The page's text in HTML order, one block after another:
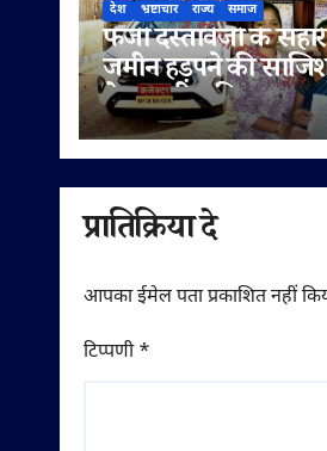
देश भ्रष्टाचार राज्य समाज
फर्जी दस्तावेजों के सहारे
जमीन हड़पने की
ने पटवारी सहित राजस्व
अधिकारियों पर लगाए
मिलीभगत के गंभीर
प्रातिक्रिया दे
आपका ईमेल पता प्रकाशित नहीं
टिप्पणी*